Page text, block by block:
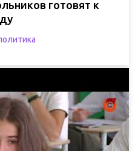
готовят к